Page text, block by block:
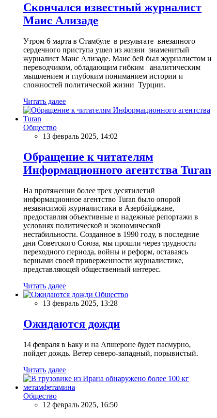
Скончался известный журналист
Маис Ализаде
Утром 6 марта в Стамбуле в результате внезапного
сердечного приступа ушел из жизни знаменитый
журналист Маис Ализаде. Маис бей был журналистом и
переводчиком, обладающим гибким аналитическим
мышлением и глубоким пониманием истории и
сложностей политической жизни Турции.
Читать далее
Общество
13 февраль 2025, 14:02
Обращение к читателям
Информационного агентства Turan
На протяжении более трех десятилетий
информационное агентство Turan было опорой
независимой журналистики в Азербайджане,
предоставляя объективные и надежные репортажи в
условиях политической и экономической
нестабильности. Созданное в 1990 году, в последние
дни Советского Союза, мы прошли через трудности
переходного периода, войны и реформ, оставаясь
верными своей приверженности журналистике,
представляющей общественный интерес.
Читать далее
Общество
13 февраль 2025, 13:28
Ожидаются дожди
14 февраля в Баку и на Апшероне будет пасмурно,
пойдет дождь. Ветер северо-западный, порывистый.
Читать далее
Общество
12 февраль 2025, 16:50